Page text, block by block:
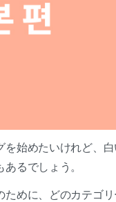
始めたいけれど、白
るでしょう。
ために、どのカテゴ